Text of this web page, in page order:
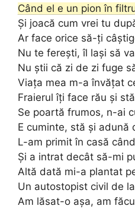
Când el e un pion în
Și joacă cum vrei tu
Ar face orice să-ți
Nu te ferești, îl lași să
Nu știi că zi de zi fuge
Viața mea m-a învățat
Fraierul îți face rău și
Se poartă frumos, n-ai
E cuminte, stă și adună
L-am primit în casă
Și a intrat decât să-mi
Altă dată mi-a plantat
Un autostopist civil de
Am lăsat-o așa, am